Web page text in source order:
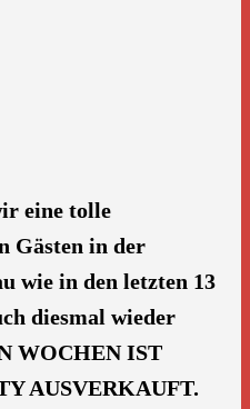
eine tolle
Gästen in der
wie in den letzten 13
diesmal wieder
WOCHEN IST
AUSVERKAUFT.